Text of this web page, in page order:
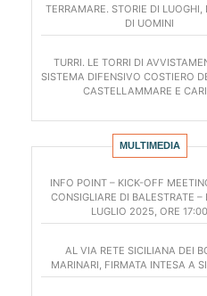
TERRAMARE. STORIE DI LUOGHI,
DI UOMINI
TURRI. LE TORRI DI
SISTEMA DIFENSIVO COSTIERO
CASTELLAMMARE E
MULTIMEDIA
INFO POINT – KICK-OFF
CONSIGLIARE DI BALESTRATE –
LUGLIO 2025, ORE 17:00
AL VIA RETE SICILIANA DEI
MARINARI, FIRMATA INTESA A